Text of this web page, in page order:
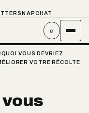
SNAPCHAT
⌕
VOUS DEVRIEZ
VOTRE RÉCOLTE